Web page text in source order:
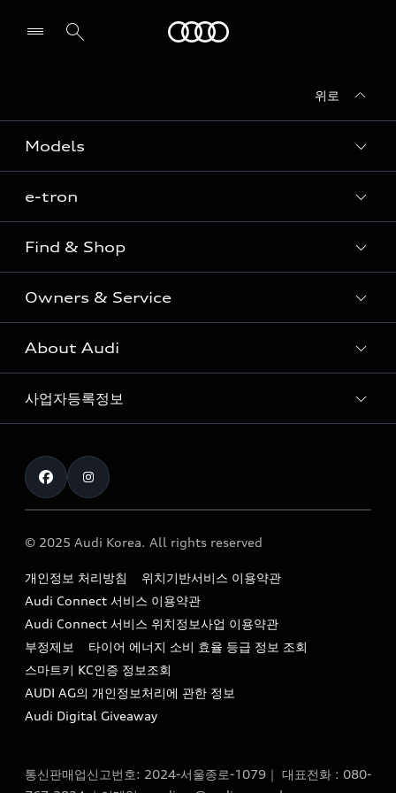
위로
Models
Sedan
SUV
Coupe
S range
e-tron
e-tron
Find & Shop
전시장/AAP 전시장/AS센터
아우디 신차 재고
아우디 모델 비교하기
아우디 공식 인증 중고차
The new Audi A6 Taste Drive 이벤트
Owners & Service
고객안내
Audi Connect
myAudiworld
내비게이션 데이터 다운로드
아우디 영상 매뉴얼
서비스 센터
서비스 프로그램
아우디 e-tron 케어 프로그램
사설수리업체를 위한 권고사항
About Audi
아우디 브랜드
Formula 1
Audi Story
아우디코리아 소식
아우디코리아 소개
아우디 스토리
아우디 브랜드 히스토리
quattro 시스템
사업자등록정보
통신판매업신고번호 : 2024-서울종로-1079
대표자명 : 틸 셰어
딩)
이메일 : audi_m@audi-ccc.co.kr
© 2025 Audi Korea. All rights reserved
개인정보 처리방침
위치기반서비스 이용약관
Audi Connect 서비스 이용약관
Audi Connect 서비스 위치정보사업 이용약관
부정제보
타이어 에너지 소비 효율 등급 정보 조회
스마트키 KC인증 정보조회
AUDI AG의 개인정보처리에 관한 정보
Audi Digital Giveaway
통신판매업신고번호: 2024-서울종로-1079｜ 대표전화 : 080-